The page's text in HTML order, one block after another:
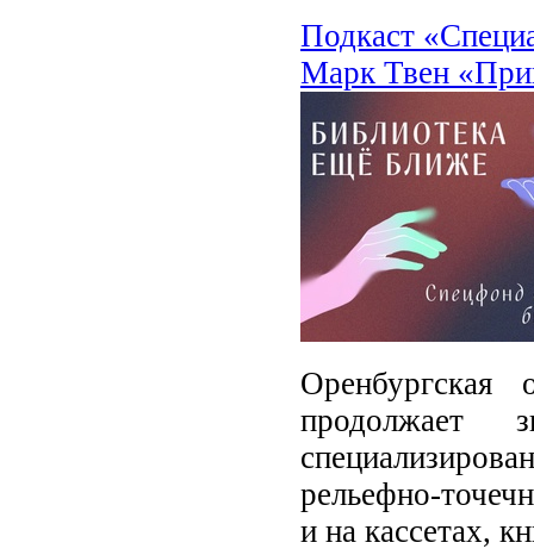
Подкаст
Марк Твен
продолжает
рельефно-
и на кассетах,